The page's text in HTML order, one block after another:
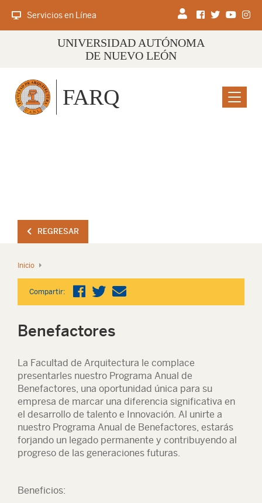
Servicios en Línea
UNIVERSIDAD AUTÓNOMA
DE NUEVO LEÓN
Menu
FARQ
REGRESAR
Inicio
Compartir:
Benefactores
La Facultad de Arquitectura le complace
presentarles nuestro Programa Anual de
Benefactores, una oportunidad única para su
empresa de marcar una diferencia significativa en
el desarrollo de talento e Innovación. Al unirte a
nuestro Programa Anual de Benefactores, estarás
forjando un legado permanente y contribuyendo al
progreso de las generaciones futuras.
Beneficios: